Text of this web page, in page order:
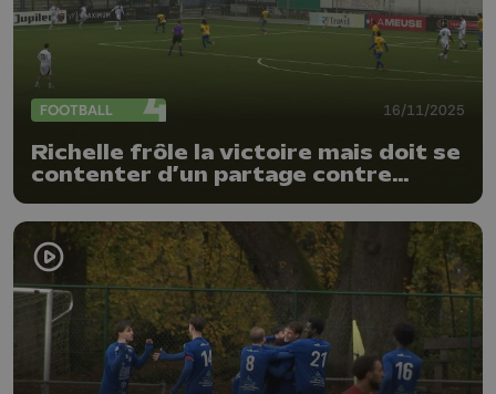
FOOTBALL 16/11/2025
Richelle frôle la victoire mais doit se
contenter d’un partage contre